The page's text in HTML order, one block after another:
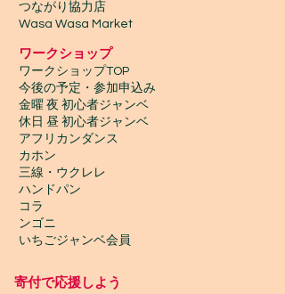
​つながり協力店
Wasa Wasa Market​
​ワークショップ
ワークショップTOP
今後の予定・参加申込み
金曜 夜 初心者ジャンベ
休日 昼 初心者ジャンベ
アフリカンダンス
カホン
三線・ウクレレ
ハンドパン
コラ
ンゴニ
いちごジャンベ会員
寄付で応援しよう